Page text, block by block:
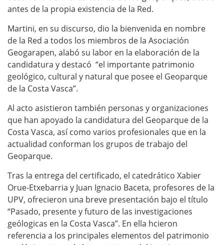
antes de la propia existencia de la Red.
Martini, en su discurso, dio la bienvenida en nombre
de la Red a todos los miembros de la Asociación
Geogarapen, alabó su labor en la elaboración de la
candidatura y destacó “el importante patrimonio
geológico, cultural y natural que posee el Geoparque
de la Costa Vasca”.
Al acto asistieron también personas y organizaciones
que han apoyado la candidatura del Geoparque de la
Costa Vasca, así como varios profesionales que en la
actualidad conforman los grupos de trabajo del
Geoparque.
Tras la entrega del certificado, el catedrático Xabier
Orue-Etxebarria y Juan Ignacio Baceta, profesores de la
UPV, ofrecieron una breve presentación bajo el título
“Pasado, presente y futuro de las investigaciones
geólogicas en la Costa Vasca”. En ella hcieron
referencia a los principales elementos del patrimonio